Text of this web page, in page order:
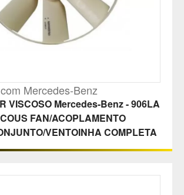
Mercedes-Benz
VISCOSO Mercedes-Benz - 906LA
FAN/ACOPLAMENTO
VENTOINHA COMPLETA